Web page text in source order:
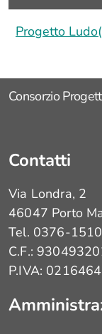
‹
Dipendenze
su
Progetto
Progetto
Consorzio
Contatti
Via Londra, 2
46047 Porto
Tel. 0376-
C.F.:
P.IVA: